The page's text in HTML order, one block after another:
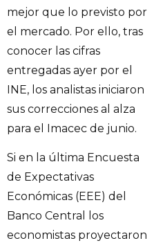
mejor que lo previsto por
el mercado. Por ello, tras
conocer las cifras
entregadas ayer por el
INE, los analistas iniciaron
sus correcciones al alza
para el Imacec de junio.
Si en la última Encuesta
de Expectativas
Económicas (EEE) del
Banco Central los
economistas proyectaron